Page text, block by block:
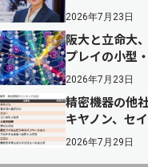
2026年7月23日
阪大と立命大
プレイの小型
2026年7月23日
精密機器の他
キヤノン、セ
2026年7月29日